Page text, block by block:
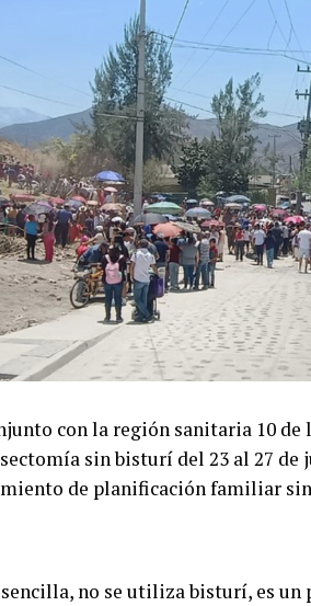
con la región sanitaria 10 de
sin bisturí del 23 al 27
de planificación familiar
no se utiliza bisturí, es un